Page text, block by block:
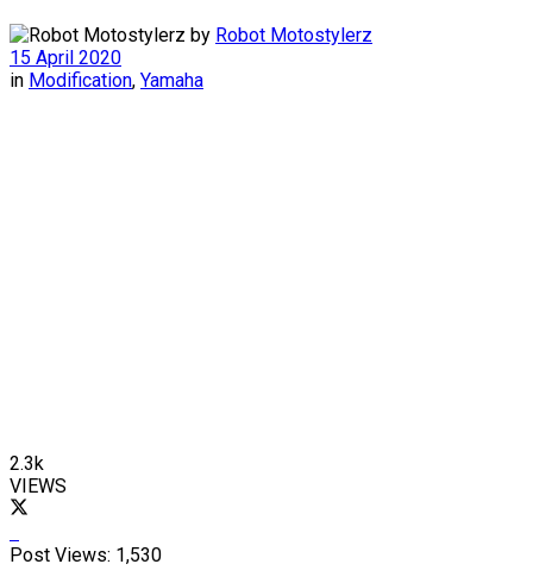
by Robot Motostylerz
15 April 2020
in Modification, Yamaha
2.3k
VIEWS
Post Views: 1,530